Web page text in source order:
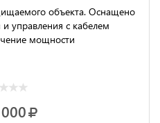
объекта. Оснащено
управления с кабелем
мощности